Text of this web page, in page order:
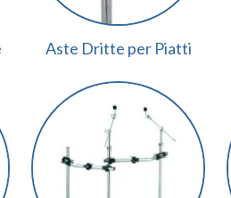
Aste Dritte per Piatti